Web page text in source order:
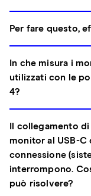
Per fare questo,
In che misura i
utilizzati con le
4?
Il collegamento
monitor al USB-C
connessione
interrompono.
può risolvere?